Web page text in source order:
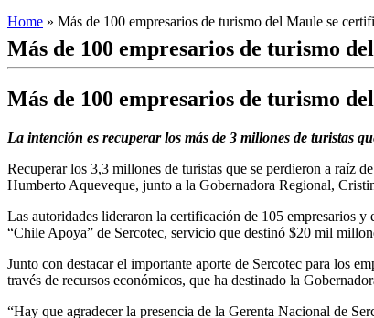
Home » Más de 100 empresarios de turismo del Maule se
Más de 100 empresarios de turismo
Más de 100 empresarios de turismo
La intención es recuperar los más de 3 millones de turistas
Recuperar los 3,3 millones de turistas que se perdieron a raíz
Humberto Aqueveque, junto a la Gobernadora Regional,
Las autoridades lideraron la certificación de 105 empresarios
“Chile Apoya” de Sercotec, servicio que destinó $20 mil
Junto con destacar el importante aporte de Sercotec para los
través de recursos económicos, que ha destinado la
“Hay que agradecer la presencia de la Gerenta Nacional de